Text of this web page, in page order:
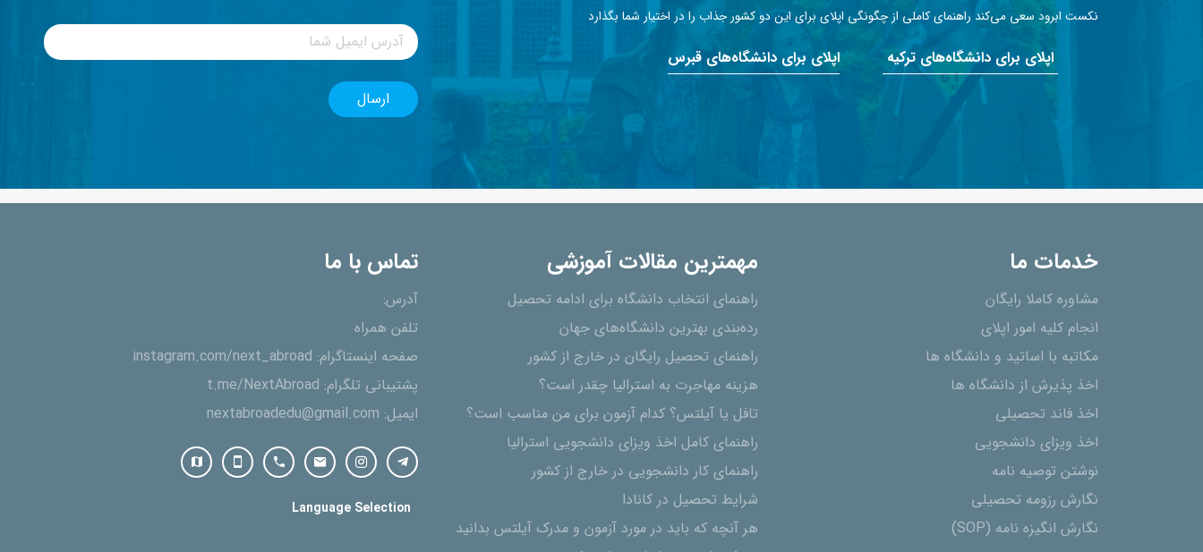
نکست ابرود سعی می‌کند راهنمای کاملی از چگونگی اپلای برای این دو کشور جذاب را در اختیار شما بگذارد
اپلای برای دانشگاه‌های ترکیه اپلای برای دانشگاه‌های قبرس
خدمات ما
مشاوره کاملا رایگان
انجام کلیه امور اپلای
مکاتبه با اساتید و دانشگاه ها
اخذ پذیرش از دانشگاه ھا
اخذ فاند تحصیلی
اخذ ویزای دانشجویی
نوشتن توصیه نامه
نگارش رزومه تحصیلی
نگارش انگیزه نامه (SOP)
مهمترین مقالات آموزشی
راهنمای انتخاب دانشگاه برای ادامه تحصیل
رده‌بندی بهترین دانشگاه‌های جهان
راهنمای تحصیل رایگان در خارج از کشور
هزینه مهاجرت به استرالیا چقدر است؟
تافل یا آیلتس؟ کدام آزمون برای من مناسب است؟
راهنمای کامل اخذ ویزای دانشجویی استرالیا
راهنمای کار دانشجویی در خارج از کشور
شرایط تحصیل در کانادا
هر آنچه که باید در مورد آزمون و مدرک آیلتس بدانید
تماس با ما
آدرس:
تلفن همراه
صفحه اینستاگرام: instagram.com/next_abroad
پشتیبانی تلگرام: t.me/NextAbroad
ایمیل: nextabroadedu@gmail.com
Language Selection